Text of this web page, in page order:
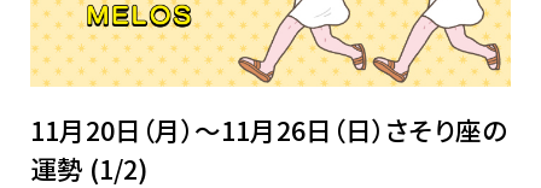
11月20日（月）～11月26日（日）さそり座の
運勢 (1/2)